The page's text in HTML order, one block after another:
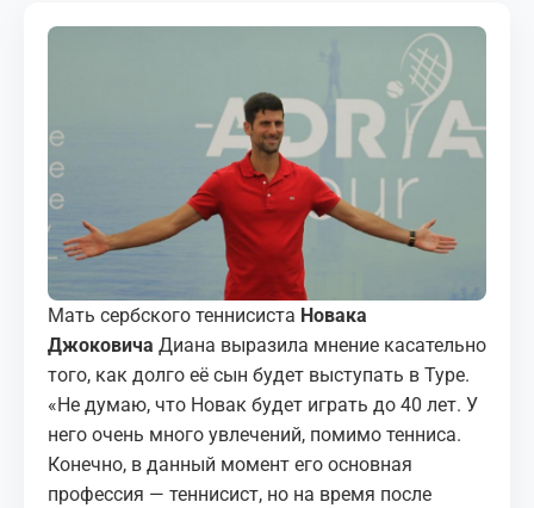
КОРТЫ
КОНТАКТЫ
UZ-PIN
Мать сербского теннисиста Новака
Джоковича Диана выразила мнение касательно
того, как долго её сын будет выступать в Туре.
«Не думаю, что Новак будет играть до 40 лет. У
него очень много увлечений, помимо тенниса.
Конечно, в данный момент его основная
профессия — теннисист, но на время после